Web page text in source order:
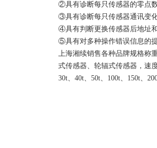
②具有诊断每只传感器的零点
③具有诊断每只传感器通讯变
④具有判断更换传感器后地址
⑤具有对多种操作错误信息的
上海湘续销售各种品牌规格称
式传感器、轮辐式传感器，速
30t、40t、50t、100t、150t、